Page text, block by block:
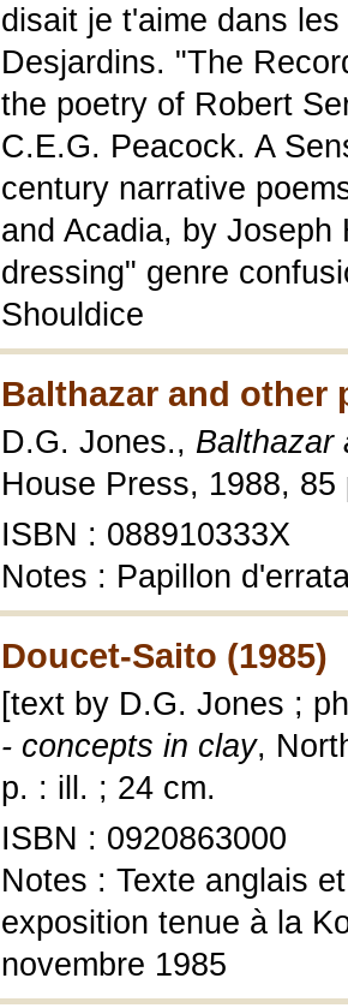
disait je t'aime dans
Desjardins. "The
the poetry of Robert
C.E.G. Peacock. A
century narrative
and Acadia, by
dressing" genre
Shouldice
Balthazar and other
D.G. Jones., Balthazar
House Press, 1988,
ISBN : 088910333X
Notes : Papillon
Doucet-Saito (1985)
[text by D.G. Jones ;
- concepts in clay,
p. : ill. ; 24 cm.
ISBN : 0920863000
Notes : Texte anglais
exposition tenue à la
novembre 1985